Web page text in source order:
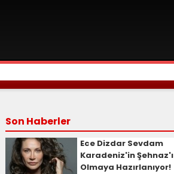
Son Haberler
Ece Dizdar Sevdam
Karadeniz'in Şehnaz'ı
Olmaya Hazırlanıyor!